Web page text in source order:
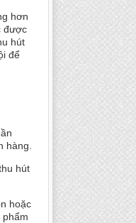
hơn
được
hút
để
hàng.
hút
hoặc
phẩm